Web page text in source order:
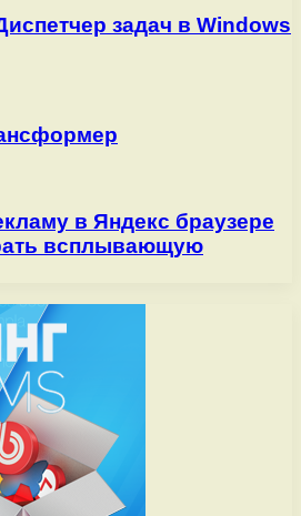
задач в Windows
в Яндекс браузере
всплывающую